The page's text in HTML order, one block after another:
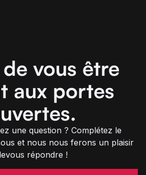
vous être
aux portes
une question ? Complétez le
et nous nous ferons un plaisir
répondre !